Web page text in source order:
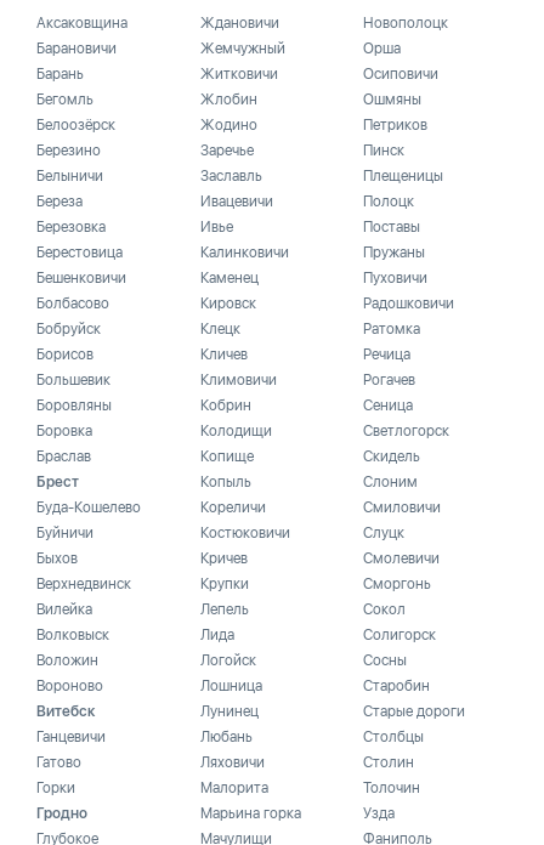
Аксаковщина
Барановичи
Барань
Бегомль
Белоозёрск
Березино
Белыничи
Береза
Березовка
Берестовица
Бешенковичи
Болбасово
Бобруйск
Борисов
Большевик
Боровляны
Боровка
Браслав
Брест
Буда-Кошелево
Буйничи
Быхов
Верхнедвинск
Вилейка
Волковыск
Воложин
Вороново
Витебск
Ганцевичи
Гатово
Горки
Гродно
Глубокое
Ждановичи
Жемчужный
Житковичи
Жлобин
Жодино
Заречье
Заславль
Ивацевичи
Ивье
Калинковичи
Каменец
Кировск
Клецк
Кличев
Климовичи
Кобрин
Колодищи
Копище
Копыль
Кореличи
Костюковичи
Кричев
Крупки
Лепель
Лида
Логойск
Лошница
Лунинец
Любань
Ляховичи
Малорита
Марьина горка
Мачулищи
Новополоцк
Орша
Осиповичи
Ошмяны
Петриков
Пинск
Плещеницы
Полоцк
Поставы
Пружаны
Пуховичи
Радошковичи
Ратомка
Речица
Рогачев
Сеница
Светлогорск
Скидель
Слоним
Смиловичи
Слуцк
Смолевичи
Сморгонь
Сокол
Солигорск
Сосны
Старобин
Старые дороги
Столбцы
Столин
Толочин
Узда
Фаниполь